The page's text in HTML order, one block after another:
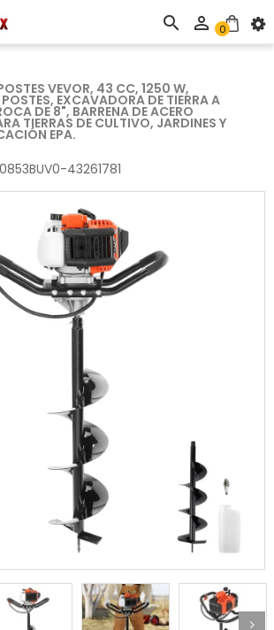
  0
VEVOR, 43 CC, 1250 W,
EXCAVADORA DE TIERRA A
DE 8", BARRENA DE ACERO
TIERRAS DE CULTIVO, JARDINES Y
EPA.
43261781